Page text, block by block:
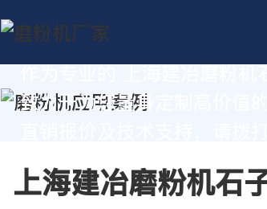
致力于为您量身定制高价值
上海建冶磨粉机石